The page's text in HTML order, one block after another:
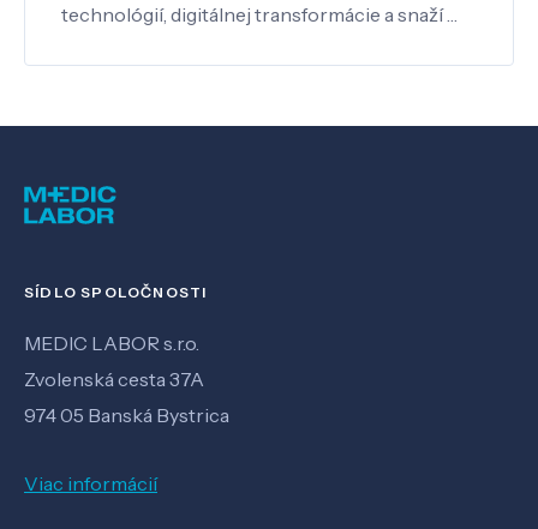
technológií, digitálnej transformácie a snaží …
SÍDLO SPOLOČNOSTI
MEDIC LABOR s.r.o.
Zvolenská cesta 37A
974 05 Banská Bystrica
Viac informácií